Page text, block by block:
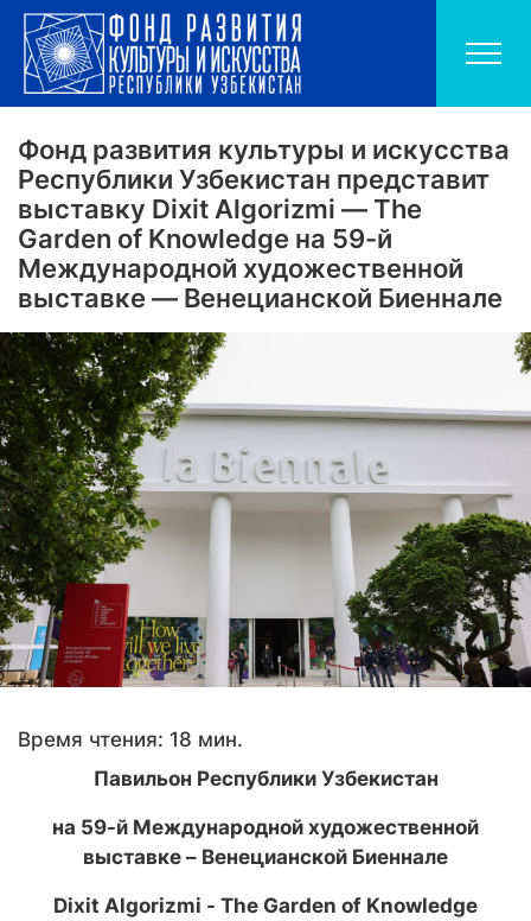
Фонд развития культуры и искусства
Республики Узбекистан представит
выставку Dixit Algorizmi — The
Garden of Knowledge на 59-й
Международной художественной
выставке — Венецианской Биеннале
Время чтения: 18 мин.
Павильон Республики Узбекистан
на 59-й Международной художественной
выставке – Венецианской Биеннале
Dixit Algorizmi - The Garden of Knowledge